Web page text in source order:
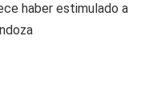
haber estimulado a